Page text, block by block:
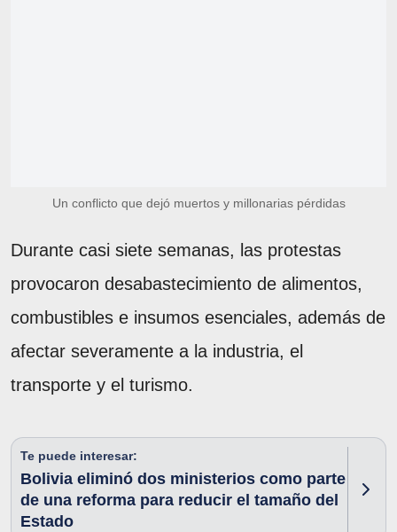
Un conflicto que dejó muertos y millonarias pérdidas
Durante casi siete semanas, las protestas
provocaron desabastecimiento de alimentos,
combustibles e insumos esenciales, además de
afectar severamente a la industria, el
transporte y el turismo.
Te puede interesar:
Bolivia eliminó dos ministerios como parte
de una reforma para reducir el tamaño del
Estado